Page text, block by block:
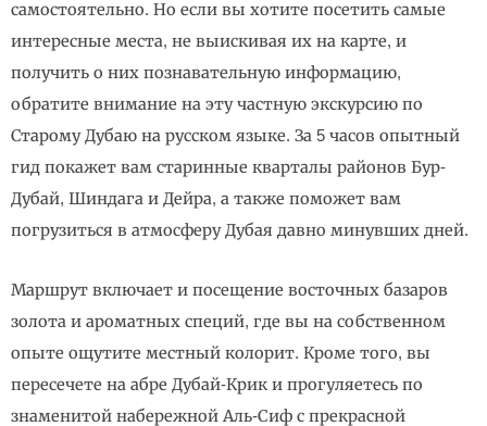
самостоятельно. Но если вы хотите посетить самые
интересные места, не выискивая их на карте, и
получить о них познавательную информацию,
обратите внимание на эту частную экскурсию по
Старому Дубаю на русском языке. За 5 часов опытный
гид покажет вам старинные кварталы районов Бур-
Дубай, Шиндага и Дейра, а также поможет вам
погрузиться в атмосферу Дубая давно минувших дней.
Маршрут включает и посещение восточных базаров
золота и ароматных специй, где вы на собственном
опыте ощутите местный колорит. Кроме того, вы
пересечете на абре Дубай-Крик и прогуляетесь по
знаменитой набережной Аль-Сиф с прекрасной